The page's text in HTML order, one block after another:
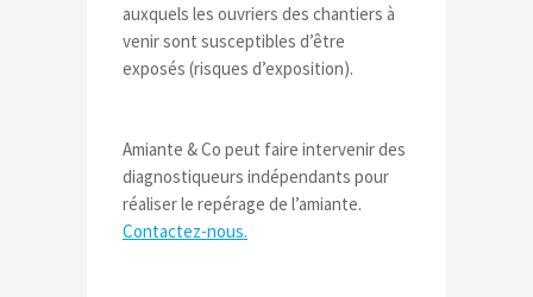
auxquels les ouvriers des chantiers à
venir sont susceptibles d’être
exposés (risques d’exposition).
Amiante & Co peut faire intervenir des
diagnostiqueurs indépendants pour
réaliser le repérage de l’amiante.
Contactez-nous.